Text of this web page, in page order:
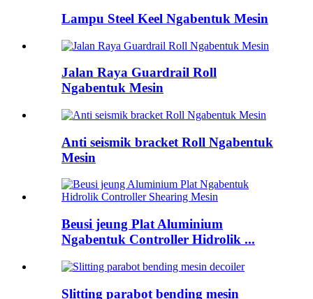
Lampu Steel Keel Ngabentuk Mesin
Jalan Raya Guardrail Roll
Ngabentuk Mesin
Anti seismik bracket Roll Ngabentuk
Mesin
Beusi jeung Plat Aluminium
Ngabentuk Controller Hidrolik ...
Slitting parabot bending mesin